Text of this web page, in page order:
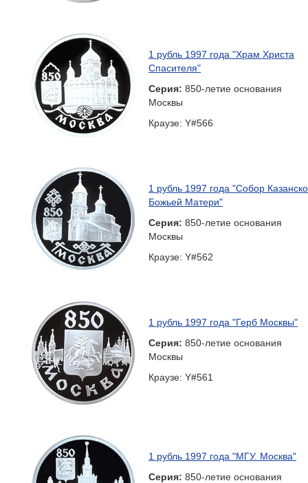
1 рубль 1997 года "Храм Христа
Спасителя"
Серия: 850-летие основания
Москвы
Краузе: Y#566
1 рубль 1997 года "Собор
Божьей Матери"
Серия: 850-летие основания
Москвы
Краузе: Y#562
1 рубль 1997 года "Герб Москвы"
Серия: 850-летие основания
Москвы
Краузе: Y#561
1 рубль 1997 года "МГУ. Москва"
Серия: 850-летие основания